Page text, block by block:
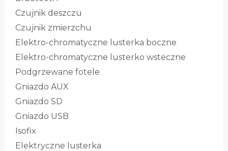
Czujnik deszczu
Czujnik zmierzchu
Elektro-chromatyczne lusterka boczne
Elektro-chromatyczne lusterko wsteczne
Podgrzewane fotele
Gniazdo AUX
Gniazdo SD
Gniazdo USB
Isofix
Elektryczne lusterka